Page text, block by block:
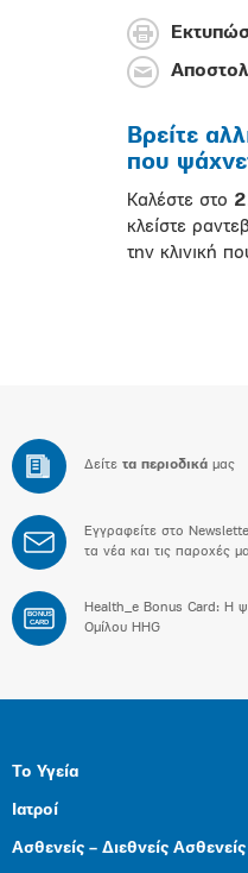
Βρείτε
που
Καλέστε στο
κλείστε
την κλινική
Δείτε τα περιοδικά μας
Εγγραφείτε στο
τα νέα και τις παροχές
BONUS
CARD
Health_e Bonus Card: H
Ομίλου HHG
Το Υγεία
Ιατροί
Ασθενείς – Διεθνείς Ασθενείς